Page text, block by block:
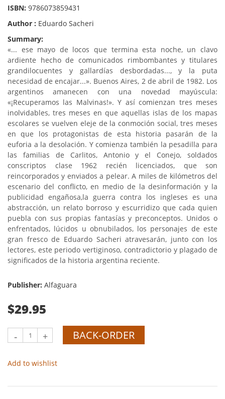
ISBN: 9786073859431
Author : Eduardo Sacheri
Summary:
«... ese mayo de locos que termina esta noche, un clavo
ardiente hecho de comunicados rimbombantes y titulares
grandilocuentes y gallardías desbordadas..., y la puta
necesidad de encajar...». Buenos Aires, 2 de abril de 1982. Los
argentinos amanecen con una novedad mayúscula:
«¡Recuperamos las Malvinas!». Y así comienzan tres meses
inolvidables, tres meses en que aquellas islas de los mapas
escolares se vuelven eleje de la conmoción social, tres meses
en que los protagonistas de esta historia pasarán de la
euforia a la desolación. Y comienza también la pesadilla para
las familias de Carlitos, Antonio y el Conejo, soldados
conscriptos clase 1962 recién licenciados, que son
reincorporados y enviados a pelear. A miles de kilómetros del
escenario del conflicto, en medio de la desinformación y la
publicidad engañosa,la guerra contra los ingleses es una
abstracción, un relato borroso y escurridizo que cada quien
puebla con sus propias fantasías y preconceptos. Unidos o
enfrentados, lúcidos u obnubilados, los personajes de este
gran fresco de Eduardo Sacheri atravesarán, junto con los
lectores, este periodo vertiginoso, contradictorio y plagado de
significados de la historia argentina reciente.
Publisher: Alfaguara
$29.95
- + BACK-ORDER
Add to wishlist